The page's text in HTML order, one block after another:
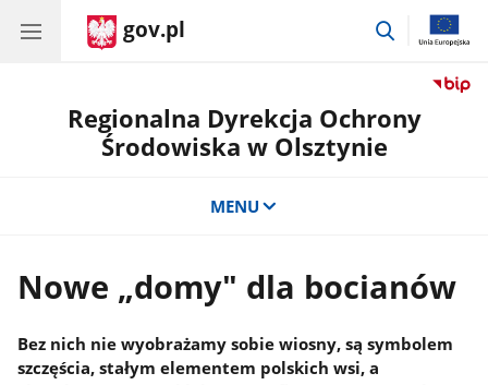
gov.pl
przejdź
Regionalna Dyrekcja Ochrony
Środowiska w Olsztynie
MENU
Nowe „domy" dla bocianów
Bez nich nie wyobrażamy sobie wiosny, są symbolem
szczęścia, stałym elementem polskich wsi, a